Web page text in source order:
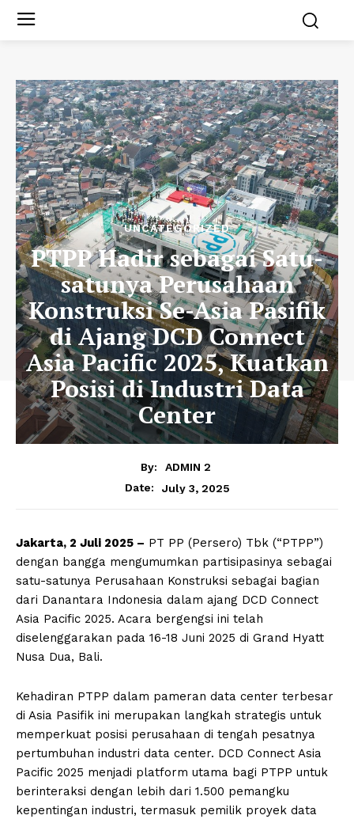
UNCATEGORIZED
PTPP Hadir sebagai Satu-
satunya Perusahaan
Konstruksi Se-Asia Pasifik
di Ajang DCD Connect
Asia Pacific 2025, Kuatkan
Posisi di Industri Data
Center
By:
ADMIN 2
Date:
July 3, 2025
Jakarta, 2 Juli 2025 – PT PP (Persero) Tbk (“PTPP”)
dengan bangga mengumumkan partisipasinya sebagai
satu-satunya Perusahaan Konstruksi sebagai bagian
dari Danantara Indonesia dalam ajang DCD Connect
Asia Pacific 2025. Acara bergengsi ini telah
diselenggarakan pada 16-18 Juni 2025 di Grand Hyatt
Nusa Dua, Bali.
Kehadiran PTPP dalam pameran data center terbesar
di Asia Pasifik ini merupakan langkah strategis untuk
memperkuat posisi perusahaan di tengah pesatnya
pertumbuhan industri data center. DCD Connect Asia
Pacific 2025 menjadi platform utama bagi PTPP untuk
berinteraksi dengan lebih dari 1.500 pemangku
kepentingan industri, termasuk pemilik proyek data